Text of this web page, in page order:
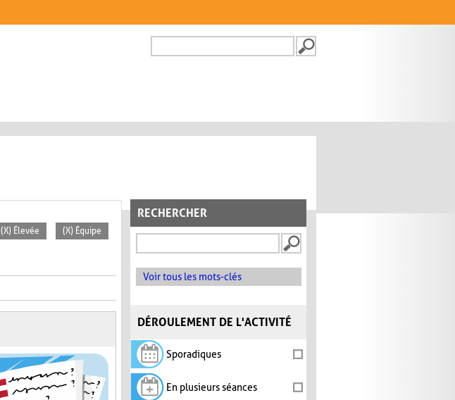
FORMULAIRE DE
RECHERCHER
Voir tous les mots-clés
DÉROULEMENT DE L'ACTIVITÉ
Sporadiques
En plusieurs séances
(X) Élevée (X) Équipe